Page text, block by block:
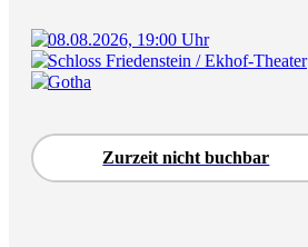
08.08.2026, 19:00 Uhr
Schloss Friedenstein / Ekhof-Theater
Gotha
Zurzeit nicht buchbar